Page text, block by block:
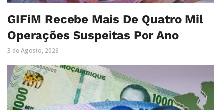
GIFiM Recebe Mais De Quatro Mil
Operações Suspeitas Por Ano
3 de Agosto, 2026